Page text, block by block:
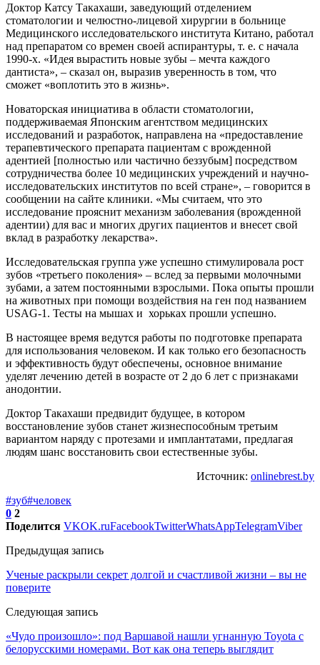
Доктор Катсу Такахаши, заведующий отделением
стоматологии и челюстно-лицевой хирургии в больнице
Медицинского исследовательского института Китано, работал
над препаратом со времен своей аспирантуры, т. е. с начала
1990-х. «Идея вырастить новые зубы – мечта каждого
дантиста», – сказал он, выразив уверенность в том, что
сможет «воплотить это в жизнь».
Новаторская инициатива в области стоматологии,
поддерживаемая Японским агентством медицинских
исследований и разработок, направлена ​​на «предоставление
терапевтического препарата пациентам с врожденной
адентией [полностью или частично беззубым] посредством
сотрудничества более 10 медицинских учреждений и научно-
исследовательских институтов по всей стране», – говорится в
сообщении на сайте клиники. «Мы считаем, что это
исследование прояснит механизм заболевания (врожденной
адентии) для вас и многих других пациентов и внесет свой
вклад в разработку лекарства».
Исследовательская группа уже успешно стимулировала рост
зубов «третьего поколения» – вслед за первыми молочными
зубами, а затем постоянными взрослыми. Пока опыты прошли
на животных при помощи воздействия на ген под названием
USAG-1. Тесты на мышах и хорьках прошли успешно.
В настоящее время ведутся работы по подготовке препарата
для использования человеком. И как только его безопасность
и эффективность будут обеспечены, основное внимание
уделят лечению детей в возрасте от 2 до 6 лет с признаками
анодонтии.
Доктор Такахаши предвидит будущее, в котором
восстановление зубов станет жизнеспособным третьим
вариантом наряду с протезами и имплантатами, предлагая
людям шанс восстановить свои естественные зубы.
Источник: onlinebrest.by
#зуб#человек
0 2
Поделится VKOK.ruFacebookTwitterWhatsAppTelegramViber
Предыдущая запись
Ученые раскрыли секрет долгой и счастливой жизни – вы не
поверите
Следующая запись
«Чудо произошло»: под Варшавой нашли угнанную Toyota с
белорусскими номерами. Вот как она теперь выглядит